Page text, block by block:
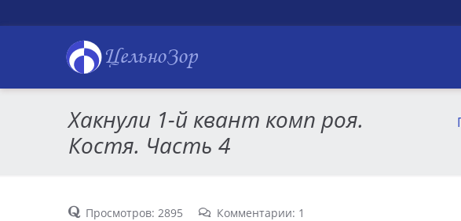
ЦельноЗор
Хакнули 1-й квант комп роя.
Костя. Часть 4
Просмотров: 2895 Комментарии: 1